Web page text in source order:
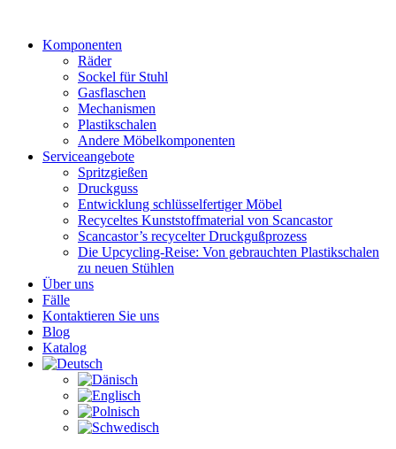
wechselnKomponenten
Räder
Sockel für Stuhl
Gasflaschen
Mechanismen
Plastikschalen
Andere Möbelkomponenten
Serviceangebote
Spritzgießen
Druckguss
Entwicklung schlüsselfertiger Möbel
Recyceltes Kunststoffmaterial von Scancastor
Scancastor’s recycelter Druckgußprozess
Die Upcycling-Reise: Von gebrauchten Plastikschalen
zu neuen Stühlen
Über uns
Fälle
Kontaktieren Sie uns
Blog
Katalog